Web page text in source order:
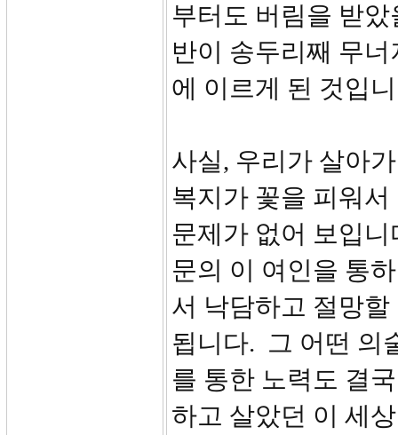
부터도 버림을 받
반이 송두리째 무
에 이르게 된 것입
사실, 우리가 살아
복지가 꽃을 피워
문제가 없어 보입
문의 이 여인을 통
서 낙담하고 절망
됩니다. 그 어떤 의
를 통한 노력도 결
하고 살았던 이 세